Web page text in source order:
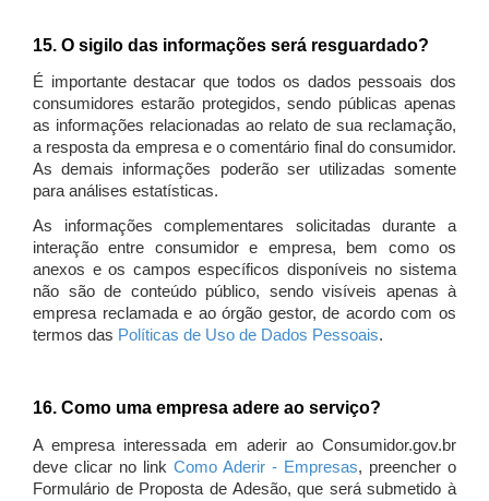
15. O sigilo das informações será resguardado?
É importante destacar que todos os dados pessoais dos
consumidores estarão protegidos, sendo públicas apenas
as informações relacionadas ao relato de sua reclamação,
a resposta da empresa e o comentário final do consumidor.
As demais informações poderão ser utilizadas somente
para análises estatísticas.
As informações complementares solicitadas durante a
interação entre consumidor e empresa, bem como os
anexos e os campos específicos disponíveis no sistema
não são de conteúdo público, sendo visíveis apenas à
empresa reclamada e ao órgão gestor, de acordo com os
termos das Políticas de Uso de Dados Pessoais.
16. Como uma empresa adere ao serviço?
A empresa interessada em aderir ao Consumidor.gov.br
deve clicar no link Como Aderir - Empresas, preencher o
Formulário de Proposta de Adesão, que será submetido à